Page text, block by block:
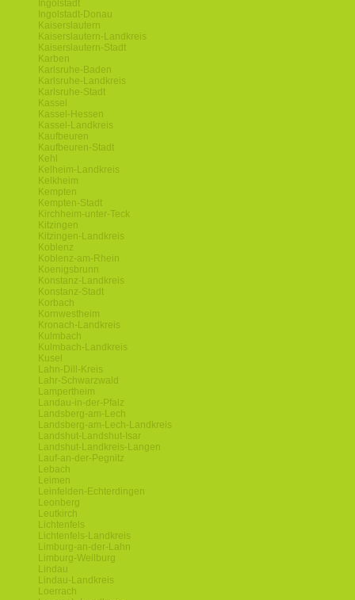
Ingolstadt
Ingolstadt-Donau
Kaiserslautern
Kaiserslautern-Landkreis
Kaiserslautern-Stadt
Karben
Karlsruhe-Baden
Karlsruhe-Landkreis
Karlsruhe-Stadt
Kassel
Kassel-Hessen
Kassel-Landkreis
Kaufbeuren
Kaufbeuren-Stadt
Kehl
Kelheim-Landkreis
Kelkheim
Kempten
Kempten-Stadt
Kirchheim-unter-Teck
Kitzingen
Kitzingen-Landkreis
Koblenz
Koblenz-am-Rhein
Koenigsbrunn
Konstanz-Landkreis
Konstanz-Stadt
Korbach
Kornwestheim
Kronach-Landkreis
Kulmbach
Kulmbach-Landkreis
Kusel
Lahn-Dill-Kreis
Lahr-Schwarzwald
Lampertheim
Landau-in-der-Pfalz
Landsberg-am-Lech
Landsberg-am-Lech-Landkreis
Landshut-Landshut-Isar
Landshut-Landkreis-Langen
Lauf-an-der-Pegnitz
Lebach
Leimen
Leinfelden-Echterdingen
Leonberg
Leutkirch
Lichtenfels
Lichtenfels-Landkreis
Limburg-an-der-Lahn
Limburg-Weilburg
Lindau
Lindau-Landkreis
Loerrach